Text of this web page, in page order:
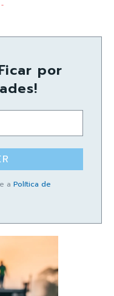
por
e a Política de